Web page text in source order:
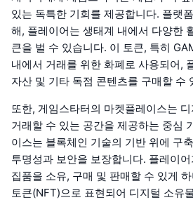
있는 독특한 기회를 제공합니다. 플랫
해, 플레이어는 생태계 내에서 다양한
큰을 벌 수 있습니다. 이 토큰, 특히
내에서 거래를 위한 화폐로 사용되어,
자산 및 기타 독점 콘텐츠를 구매할 수
또한, 게임스타터의 마켓플레이스는
거래할 수 있는 공간을 제공하는 중심
이스는 블록체인 기술의 기반 위에 구
투명성과 보안을 보장합니다. 플레이
집품을 소유, 구매 및 판매할 수 있게
토큰(NFT)으로 표현되어 디지털 소유